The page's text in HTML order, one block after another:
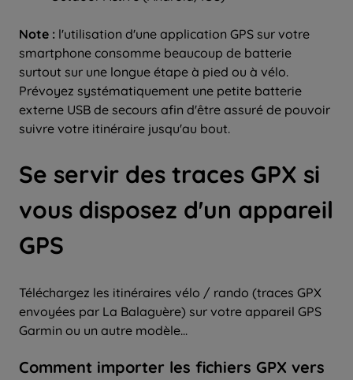
Note : l'utilisation d'une application GPS sur votre
smartphone consomme beaucoup de batterie
surtout sur une longue étape à pied ou à vélo.
Prévoyez systématiquement une petite batterie
externe USB de secours afin d'être assuré de pouvoir
suivre votre itinéraire jusqu'au bout.
Se servir des traces GPX si
vous disposez d'un appareil
GPS
Téléchargez les itinéraires vélo / rando (traces GPX
envoyées par La Balaguère) sur votre appareil GPS
Garmin ou un autre modèle...
Comment importer les fichiers GPX vers